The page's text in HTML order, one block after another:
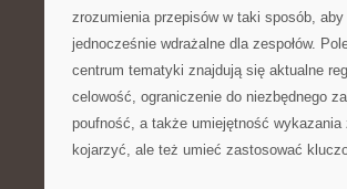
zrozumienia przepisów w taki sposób,
jednocześnie wdrażalne dla zespołów.
centrum tematyki znajdują się aktualne
celowość, ograniczenie do niezbędnego
poufność, a także umiejętność
kojarzyć, ale też umieć zastosować